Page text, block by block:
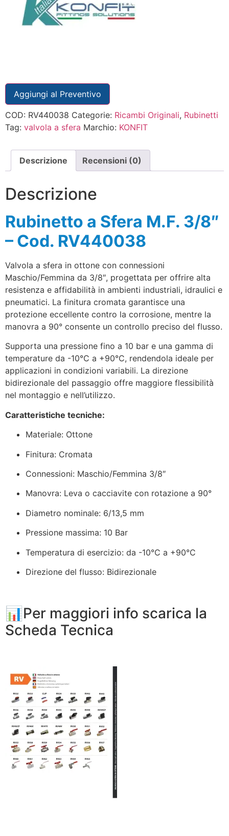
Aggiungi al Preventivo
COD: RV440038 Categorie: Ricambi Originali, Rubinetti
Tag: valvola a sfera Marchio: KONFIT
Descrizione Recensioni (0)
Descrizione
Rubinetto a Sfera M.F. 3/8″
– Cod. RV440038
Valvola a sfera in ottone con connessioni
Maschio/Femmina da 3/8″, progettata per offrire alta
resistenza e affidabilità in ambienti industriali, idraulici e
pneumatici. La finitura cromata garantisce una
protezione eccellente contro la corrosione, mentre la
manovra a 90° consente un controllo preciso del flusso.
Supporta una pressione fino a 10 bar e una gamma di
temperature da -10°C a +90°C, rendendola ideale per
applicazioni in condizioni variabili. La direzione
bidirezionale del passaggio offre maggiore flessibilità
nel montaggio e nell’utilizzo.
Caratteristiche tecniche:
Materiale: Ottone
Finitura: Cromata
Connessioni: Maschio/Femmina 3/8″
Manovra: Leva o cacciavite con rotazione a 90°
Diametro nominale: 6/13,5 mm
Pressione massima: 10 Bar
Temperatura di esercizio: da -10°C a +90°C
Direzione del flusso: Bidirezionale
📊Per maggiori info scarica la
Scheda Tecnica